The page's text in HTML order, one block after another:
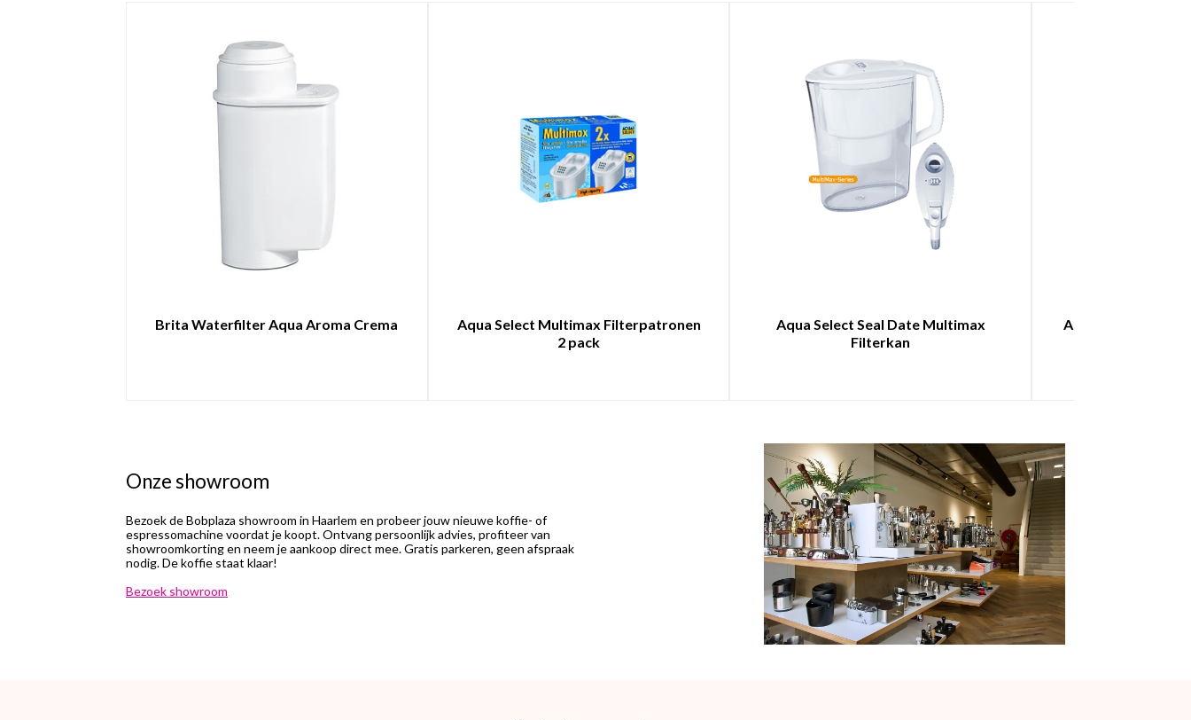
Brita Waterfilter Aqua Aroma Crema
Aqua Select Multimax Filterpatronen
2 pack
Aqua Select Seal Date Multimax
Filterkan
Aqua Select
Onze showroom
Bezoek de Bobplaza showroom in Haarlem en probeer jouw nieuwe koffie- of
espressomachine voordat je koopt. Ontvang persoonlijk advies, profiteer van
showroomkorting en neem je aankoop direct mee. Gratis parkeren, geen afspraak
nodig. De koffie staat klaar!
Bezoek showroom